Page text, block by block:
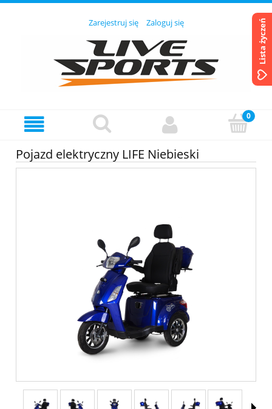
Zarejestruj się Zaloguj się
Pojazd elektryczny LIFE Niebieski
Lista życzeń